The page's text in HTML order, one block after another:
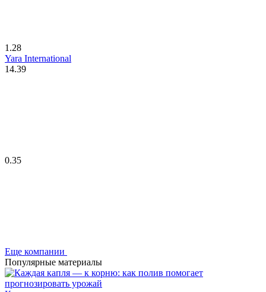
1.28
Yara International
14.39
0.35
Еще компании
Популярные материалы